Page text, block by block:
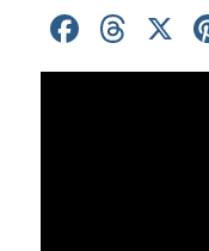
X